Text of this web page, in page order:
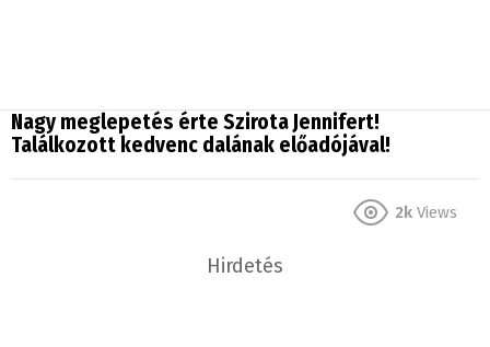
Nagy meglepetés érte Szirota Jennifert!
Találkozott kedvenc dalának előadójával!
2k Views
Hirdetés